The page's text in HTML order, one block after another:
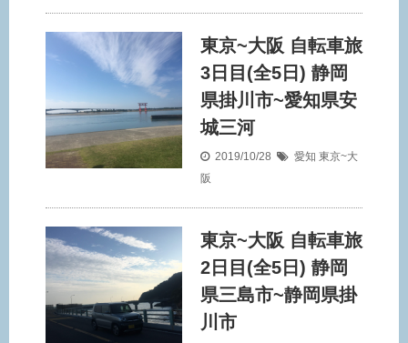
東京~大阪 自転車旅
3日目(全5日) 静岡
県掛川市~愛知県安
城三河
2019/10/28 愛知 東京~大
阪
東京~大阪 自転車旅
2日目(全5日) 静岡
県三島市~静岡県掛
川市